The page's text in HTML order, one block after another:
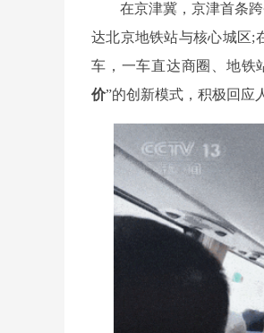
在京津冀，京津首条
达北京地铁站与核心城区;
车，一车直达商圈、地
价”的创新模式，积极回应